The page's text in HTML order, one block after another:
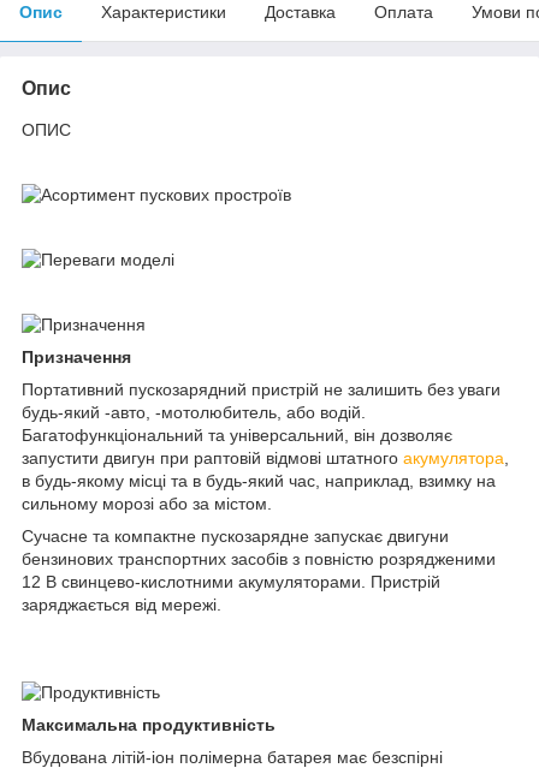
Опис Характеристики Доставка Оплата Умови
Опис
ОПИС
Призначення
Портативний пускозарядний пристрій не залишить без уваги
будь-який -авто, -мотолюбитель, або водій.
Багатофункціональний та універсальний, він дозволяє
запустити двигун при раптовій відмові штатного акумулятора
в будь-якому місці та в будь-який час, наприклад, взимку на
сильному морозі або за містом.
Сучасне та компактне пускозарядне запускає двигуни
бензинових транспортних засобів з повністю розрядженими
12 В свинцево-кислотними акумуляторами. Пристрій
заряджається від мережі.
Максимальна продуктивність
Вбудована літій-іон полімерна батарея має безспірні